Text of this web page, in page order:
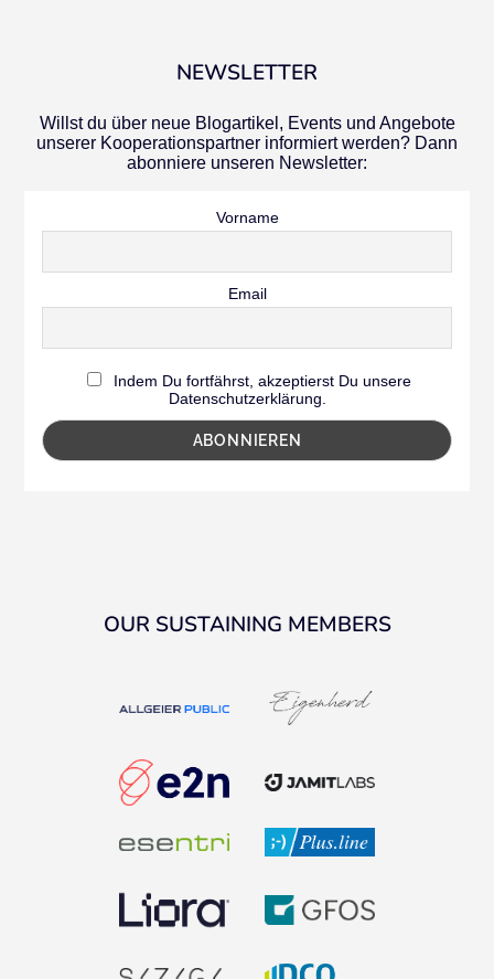
NEWSLETTER
Willst du über neue Blogartikel, Events und Angebote
unserer Kooperationspartner informiert werden? Dann
abonniere unseren Newsletter:
Vorname
Email
Indem Du fortfährst, akzeptierst Du unsere
Datenschutzerklärung.
OUR SUSTAINING MEMBERS